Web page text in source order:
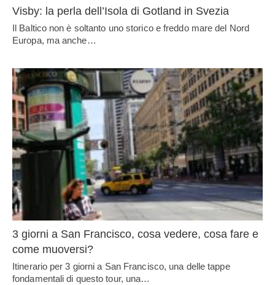
Visby: la perla dell’Isola di Gotland in Svezia
Il Baltico non è soltanto uno storico e freddo mare del Nord
Europa, ma anche…
3 giorni a San Francisco, cosa vedere, cosa fare e
come muoversi?
Itinerario per 3 giorni a San Francisco, una delle tappe
fondamentali di questo tour, una…